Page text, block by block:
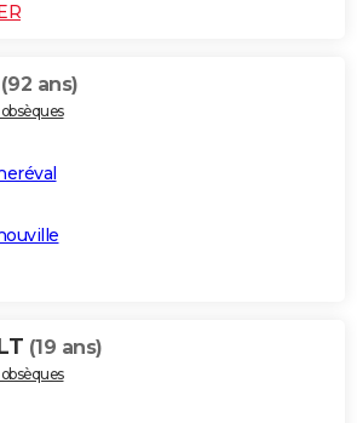
(92 ans)
(19 ans)